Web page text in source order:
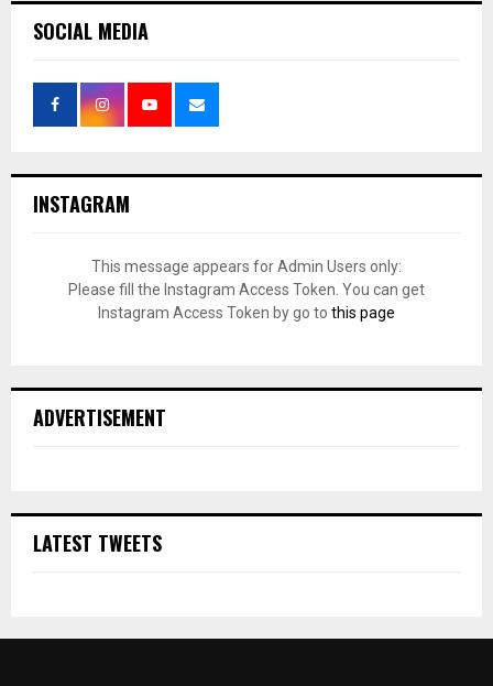
SOCIAL MEDIA
INSTAGRAM
This message appears for Admin Users only:
Please fill the Instagram Access Token. You can get
Instagram Access Token by go to this page
ADVERTISEMENT
LATEST TWEETS